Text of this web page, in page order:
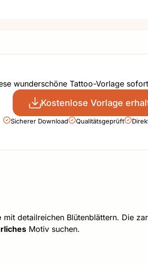
wunderschöne Tattoo-Vorlage
Kostenlose Vorlage
Sicherer Download Qualitätsgeprüft
mit detailreichen Blütenblättern. Die
Motiv suchen.